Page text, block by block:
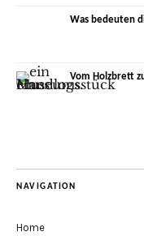
Was bedeuten
Vom Holzbrett
NAVIGATION
Home